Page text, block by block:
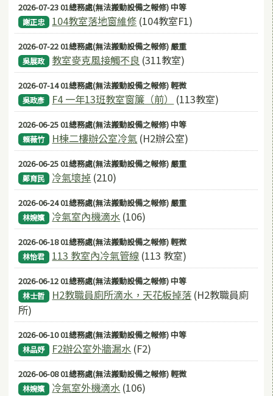
2026-07-23 01總務處(無法搬動設備之報修) 中等
謝正忠 104教室落地窗維修 (104教室F1)
2026-07-22 01總務處(無法搬動設備之報修) 嚴重
吳展政 教室麥克風接觸不良 (311教室)
2026-07-14 01總務處(無法搬動設備之報修) 輕微
吳政彥 F4 一年13班教室窗簾（前） (113教室)
2026-06-25 01總務處(無法搬動設備之報修) 中等
賴薇竹 H棟二樓辦公室冷氣 (H2辦公室)
2026-06-25 01總務處(無法搬動設備之報修) 嚴重
鄭育民 冷氣壞掉 (210)
2026-06-24 01總務處(無法搬動設備之報修) 嚴重
林婉嬪 冷氣室內機滴水 (106)
2026-06-18 01總務處(無法搬動設備之報修) 輕微
林怡君 113 教室內冷氣管線 (113 教室)
2026-06-12 01總務處(無法搬動設備之報修) 中等
林士哲 H2教職員廁所滴水，天花板掉落 (H2教職員廁
所)
2026-06-10 01總務處(無法搬動設備之報修) 中等
林品妤 F2辦公室外牆漏水 (F2)
2026-06-08 01總務處(無法搬動設備之報修) 輕微
林婉嬪 冷氣室外機滴水 (106)